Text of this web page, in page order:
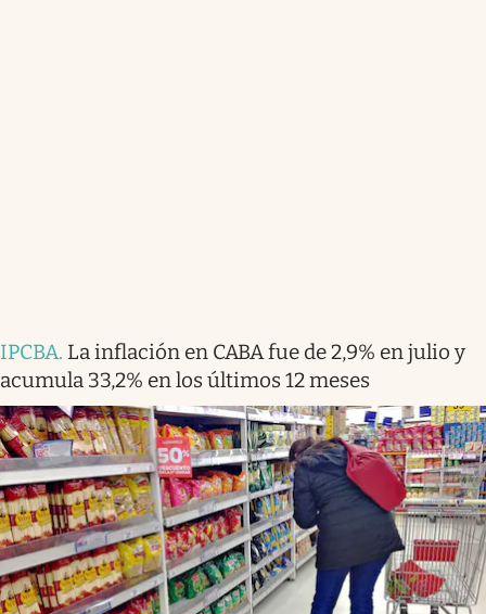
IPCBA. La inflación en CABA fue de 2,9% en julio y
acumula 33,2% en los últimos 12 meses